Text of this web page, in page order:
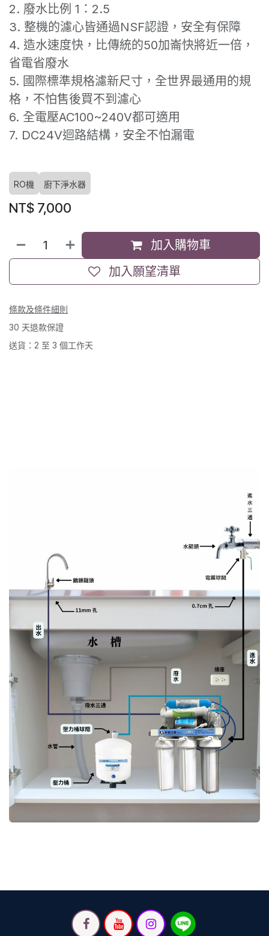
2. 廢水比例 1：2.5
3. 整機的濾心皆通過NSF認證，安全有保障
4. 造水速度快，比傳統的50加崙快將近一倍，
省電省廢水
5. 國際標準規格濾新尺寸，全世界最通用的規
格，不怕售後買不到濾心
6. 全電壓AC100~240V都可適用
7. DC24V迴路結構，安全不怕漏電
RO機 廚下淨水器
NT$ 7,000
加入購物車
加入願望清單
條款及條件細則
30 天退款保證
送貨：2 至 3 個工作天